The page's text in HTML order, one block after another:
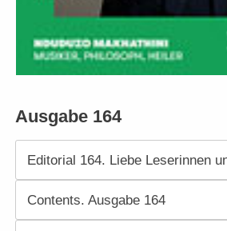
Ausgabe 164
Editorial 164. Liebe Leserinnen
Contents. Ausgabe 164